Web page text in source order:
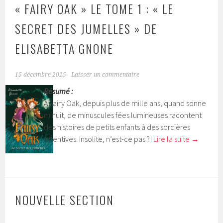
« FAIRY OAK » LE TOME 1 : « LE
SECRET DES JUMELLES » DE
ELISABETTA GNONE
15 décembre 2015 Laisser un commentaire
Résumé :
À Fairy Oak, depuis plus de mille ans, quand sonne
minuit, de minuscules fées lumineuses racontent
des histoires de petits enfants à des sorcières
attentives. Insolite, n’est-ce pas ?! Lire la suite →
NOUVELLE SECTION